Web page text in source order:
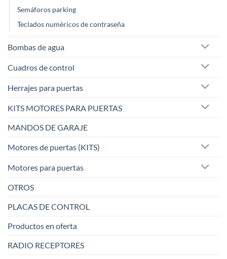
Semáforos parking
Teclados numéricos de contraseña
Bombas de agua
Cuadros de control
Herrajes para puertas
KITS MOTORES PARA PUERTAS
MANDOS DE GARAJE
Motores de puertas (KITS)
Motores para puertas
OTROS
PLACAS DE CONTROL
Productos en oferta
RADIO RECEPTORES